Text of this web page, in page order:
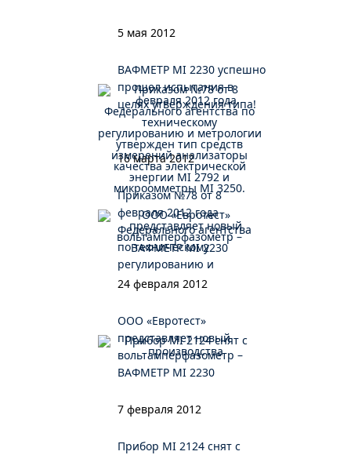
5 мая 2012
ВАФМЕТР MI 2230 успешно
прошел испытания в
целях утверждения типа!
16 марта 2012
Приказом №78 от 8
февраля 2012 года
Федерального агентства
по техническому
регулированию и
метрологии утвержден
анализаторы качества
электрической энергии MI
2792 и микроомметры MI
3250.
24 февраля 2012
ООО «Евротест»
представляет новый
вольтамперфазометр –
ВАФМЕТР MI 2230
7 февраля 2012
Прибор MI 2124 снят с